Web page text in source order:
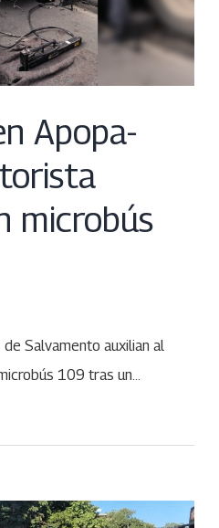
Apopa-
microbús
Salvamento auxilian al
109 tras un…